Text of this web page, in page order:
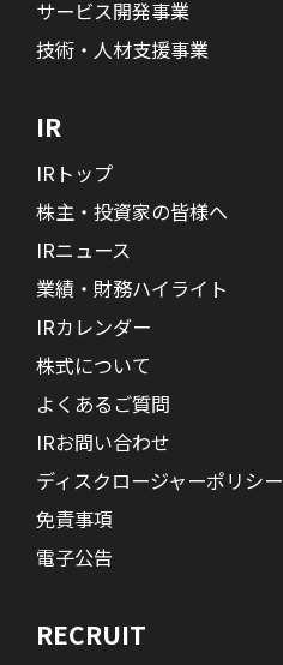
サービス開発事業
技術・人材支援事業
IR
IRトップ
株主・投資家の皆様へ
IRニュース
業績・財務ハイライト
IRカレンダー
株式について
よくあるご質問
IRお問い合わせ
ディスクロージャーポリシー
免責事項
電子公告
RECRUIT